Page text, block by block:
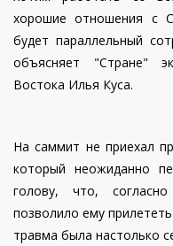
хорошие отношения с
будет параллельный
объясняет "Стране"
Востока Илья Куса.
На саммит не приехал
который неожиданно
голову, что,
позволило ему
травма была настолько